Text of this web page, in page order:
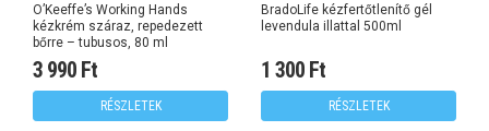
O’Keeffe’s Working Hands
kézkrém száraz, repedezett
bőrre – tubusos, 80 ml
3 990 Ft
RÉSZLETEK
BradoLife kézfertőtlenítő gél
levendula illattal 500ml
1 300 Ft
RÉSZLETEK